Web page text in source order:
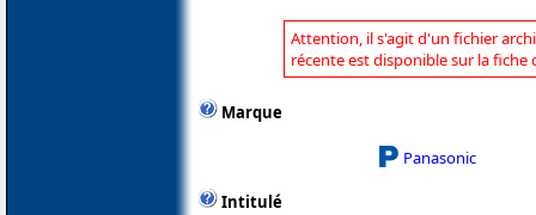
Attention, il s'agit d'un fichier
récente est disponible sur la fiche
Marque
Panasonic
Intitulé